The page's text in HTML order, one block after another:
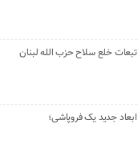
تبعات خلع سلاح حزب الله لبنان
ابعاد جدید یک فروپاشی؛